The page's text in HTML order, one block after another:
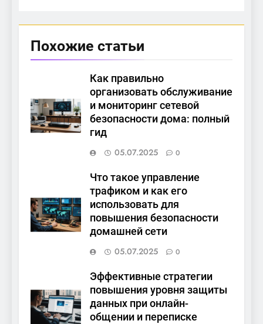
Похожие статьи
Как правильно
организовать обслуживание
и мониторинг сетевой
безопасности дома: полный
гид
05.07.2025
0
Что такое управление
трафиком и как его
использовать для
повышения безопасности
домашней сети
05.07.2025
0
Эффективные стратегии
повышения уровня защиты
данных при онлайн-
общении и переписке